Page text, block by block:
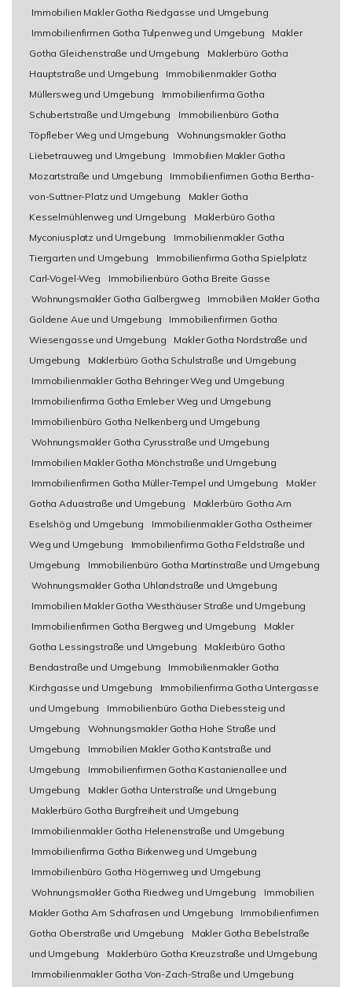
Immobilien Makler Gotha Riedgasse und Umgebung
Immobilienfirmen Gotha Tulpenweg und Umgebung
Makler
Gotha Gleichenstraße und Umgebung
Maklerbüro Gotha
Hauptstraße und Umgebung
Immobilienmakler Gotha
Müllersweg und Umgebung
Immobilienfirma Gotha
Schubertstraße und Umgebung
Immobilienbüro Gotha
Töpfleber Weg und Umgebung
Wohnungsmakler Gotha
Liebetrauweg und Umgebung
Immobilien Makler Gotha
Mozartstraße und Umgebung
Immobilienfirmen Gotha Bertha-
von-Suttner-Platz und Umgebung
Makler Gotha
Kesselmühlenweg und Umgebung
Maklerbüro Gotha
Myconiusplatz und Umgebung
Immobilienmakler Gotha
Tiergarten und Umgebung
Immobilienfirma Gotha Spielplatz
Carl-Vogel-Weg
Immobilienbüro Gotha Breite Gasse
Wohnungsmakler Gotha Galbergweg
Immobilien Makler Gotha
Goldene Aue und Umgebung
Immobilienfirmen Gotha
Wiesengasse und Umgebung
Makler Gotha Nordstraße und
Umgebung
Maklerbüro Gotha Schulstraße und Umgebung
Immobilienmakler Gotha Behringer Weg und Umgebung
Immobilienfirma Gotha Emleber Weg und Umgebung
Immobilienbüro Gotha Nelkenberg und Umgebung
Wohnungsmakler Gotha Cyrusstraße und Umgebung
Immobilien Makler Gotha Mönchstraße und Umgebung
Immobilienfirmen Gotha Müller-Tempel und Umgebung
Makler
Gotha Aduastraße und Umgebung
Maklerbüro Gotha Am
Eselshög und Umgebung
Immobilienmakler Gotha Ostheimer
Weg und Umgebung
Immobilienfirma Gotha Feldstraße und
Umgebung
Immobilienbüro Gotha Martinstraße und Umgebung
Wohnungsmakler Gotha Uhlandstraße und Umgebung
Immobilien Makler Gotha Westhäuser Straße und Umgebung
Immobilienfirmen Gotha Bergweg und Umgebung
Makler
Gotha Lessingstraße und Umgebung
Maklerbüro Gotha
Bendastraße und Umgebung
Immobilienmakler Gotha
Kirchgasse und Umgebung
Immobilienfirma Gotha Untergasse
und Umgebung
Immobilienbüro Gotha Diebessteig und
Umgebung
Wohnungsmakler Gotha Hohe Straße und
Umgebung
Immobilien Makler Gotha Kantstraße und
Umgebung
Immobilienfirmen Gotha Kastanienallee und
Umgebung
Makler Gotha Unterstraße und Umgebung
Maklerbüro Gotha Burgfreiheit und Umgebung
Immobilienmakler Gotha Helenenstraße und Umgebung
Immobilienfirma Gotha Birkenweg und Umgebung
Immobilienbüro Gotha Högernweg und Umgebung
Wohnungsmakler Gotha Riedweg und Umgebung
Immobilien
Makler Gotha Am Schafrasen und Umgebung
Immobilienfirmen
Gotha Oberstraße und Umgebung
Makler Gotha Bebelstraße
und Umgebung
Maklerbüro Gotha Kreuzstraße und Umgebung
Immobilienmakler Gotha Von-Zach-Straße und Umgebung